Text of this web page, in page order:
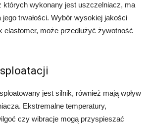
których wykonany jest uszczelniacz, ma
jego trwałości. Wybór wysokiej jakości
elastomer, może przedłużyć żywotność
jest silnik, również mają wpływ
Ekstremalne temperatury,
czy wibracje mogą przyspieszać